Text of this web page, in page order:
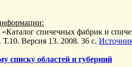
спичечных фабрик и
Т.10. Версия 13. 2008. 36 с.
списку областей и губерний